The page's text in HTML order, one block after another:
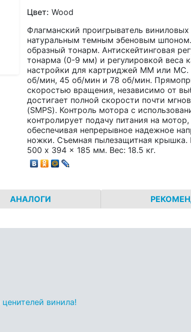
Цвет: Wood
Флагманский проигрыватель
натуральным темным эбеновым
образный тонарм. Антискейтинговая
тонарма (0-9 мм) и регулировкой веса
настройки для картриджей MM или
об/мин, 45 об/мин и 78 об/мин.
скоростью вращения, независимо от
достигает полной скорости почти
(SMPS). Контроль мотора с
контролирует подачу питания на
обеспечивая непрерывное надежное
ножки. Съемная пылезащитная
500 x 394 x 185 мм. Вес: 18.5 кг.
АНАЛОГИ
винила!